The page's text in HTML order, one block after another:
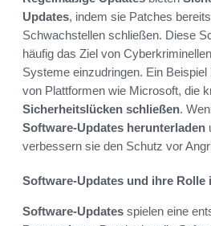
Updates, indem sie Patches
Schwachstellen schließen. Diese
häufig das Ziel von
Systeme einzudringen. Ein
von Plattformen wie Microsoft, die
Sicherheitslücken schließen.
Software-Updates herunterladen
verbessern sie den Schutz vor
Software-Updates und ihre Rolle
Software-Updates spielen eine